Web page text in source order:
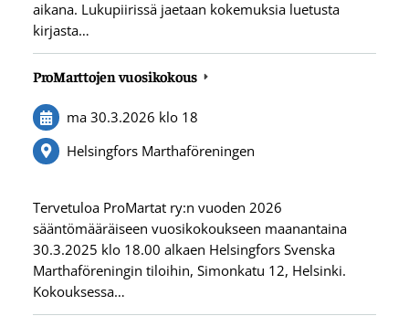
aikana. Lukupiirissä jaetaan kokemuksia luetusta
kirjasta…
ProMarttojen vuosikokous
ma 30.3.2026 klo 18
Helsingfors Marthaföreningen
Tervetuloa ProMartat ry:n vuoden 2026
sääntömääräiseen vuosikokoukseen maanantaina
30.3.2025 klo 18.00 alkaen Helsingfors Svenska
Marthaföreningin tiloihin, Simonkatu 12, Helsinki.
Kokouksessa…